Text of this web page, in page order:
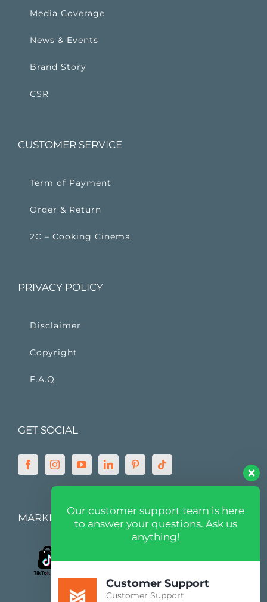
Media Coverage
News & Events
Brand Story
CSR
CUSTOMER SERVICE
Term of Payment
Order & Return
2C – Cooking Cinema
PRIVACY POLICY
Disclaimer
Copyright
F.A.Q
GET SOCIAL
MARKETPLACE
Our customer support team is here
to answer your questions. Ask us
anything!
Customer Support
Customer Support